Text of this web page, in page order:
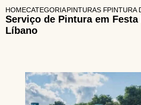
HOMECATEGORIASPINTURAS FACIAIS
PINTURA
Serviço de Pintura em
Líbano